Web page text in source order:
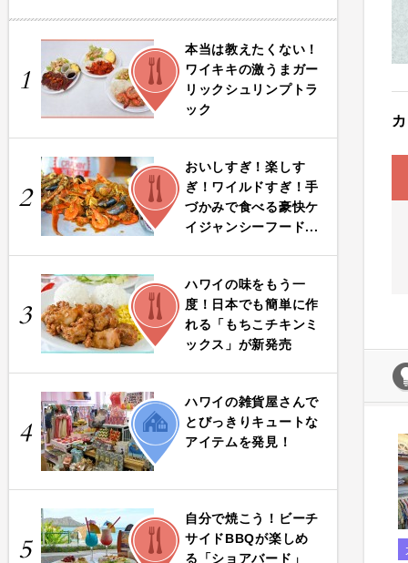
1
FOOD
本当は教えたくない！
ワイキキの激うまガー
リックシュリンプトラ
ック
2
FOOD
おいしすぎ！楽しす
ぎ！ワイルドすぎ！手
づかみで食べる豪快ケ
イジャンシーフード...
3
FOOD
ハワイの味をもう一
度！日本でも簡単に作
れる「もちこチキンミ
ックス」が新発売
4
LIFE
ハワイの雑貨屋さんで
とびっきりキュートな
アイテムを発見！
5
FOOD
自分で焼こう！ビーチ
サイドBBQが楽しめ
る「ショアバード」